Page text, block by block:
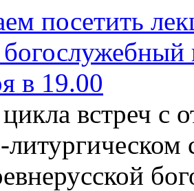
посетить
в 19.00
встреч